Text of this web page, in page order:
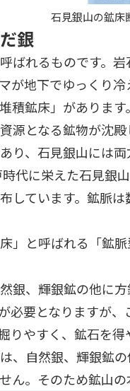
石見銀山の鉱床
銀
ばれるものです。
が地下でゆっくり
積鉱床」があります。
源となる鉱物が沈
り、石見銀山には両
代に栄えた石見銀
しています。鉱脈
」と呼ばれる「鉱
銀、輝銀鉱の他に
必要となりますが
りやすく、鉱石を
、自然銀、輝銀鉱
ん。そのため鉱山